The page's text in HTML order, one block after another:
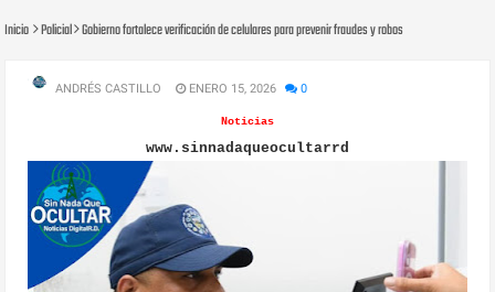
Inicio Policial Gobierno fortalece verificación de celulares para prevenir fraudes y robos
ANDRÉS CASTILLO ENERO 15, 2026 0
Noticias
www.sinnadaqueocultarrd